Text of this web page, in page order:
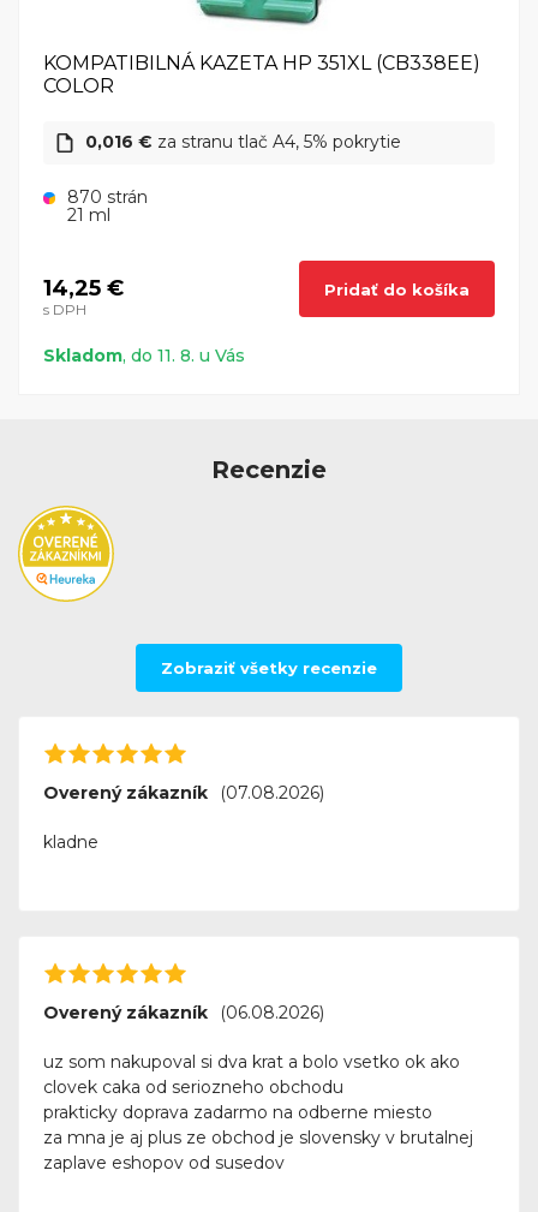
KOMPATIBILNÁ KAZETA HP 351XL (CB338EE)
COLOR
0,016 € za stranu tlač A4, 5% pokrytie
870 strán
21 ml
14,25 €
s DPH
Pridať do košíka
Skladom, do 11. 8. u Vás
Recenzie
Zobraziť všetky recenzie
Overený zákazník (07.08.2026)
kladne
Overený zákazník (06.08.2026)
uz som nakupoval si dva krat a bolo vsetko ok ako
clovek caka od seriozneho obchodu
prakticky doprava zadarmo na odberne miesto
za mna je aj plus ze obchod je slovensky v brutalnej
zaplave eshopov od susedov